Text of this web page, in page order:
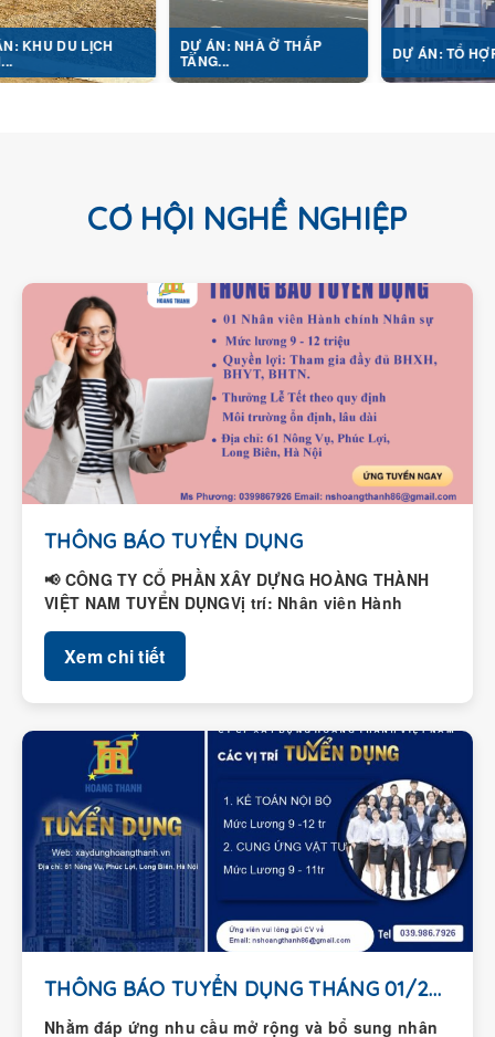
DỰ ÁN: NHÀ Ở THẤP
TẦNG... DỰ ÁN: TỔ HỢP Y TẾ...
CƠ HỘI NGHỀ NGHIỆP
THÔNG BÁO TUYỂN DỤNG
📢 CÔNG TY CỔ PHẦN XÂY DỰNG HOÀNG THÀNH
VIỆT NAM TUYỂN DỤNGVị trí: Nhân viên Hành
chính – Nhân...
Xem chi tiết
THÔNG BÁO TUYỂN DỤNG THÁNG 01/2026
Nhằm đáp ứng nhu cầu mở rộng và bổ sung nhân
sự, Công ty Cổ phần Xây dựng Hoàng Thành...